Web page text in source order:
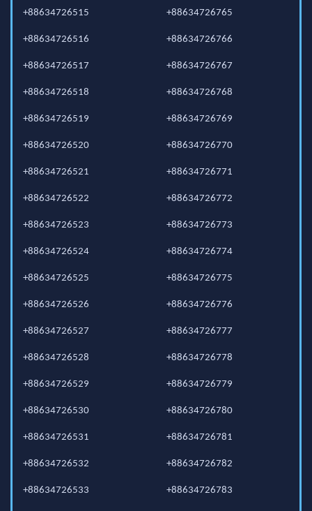
+88634726515
+88634726516
+88634726517
+88634726518
+88634726519
+88634726520
+88634726521
+88634726522
+88634726523
+88634726524
+88634726525
+88634726526
+88634726527
+88634726528
+88634726529
+88634726530
+88634726531
+88634726532
+88634726533
+88634726765
+88634726766
+88634726767
+88634726768
+88634726769
+88634726770
+88634726771
+88634726772
+88634726773
+88634726774
+88634726775
+88634726776
+88634726777
+88634726778
+88634726779
+88634726780
+88634726781
+88634726782
+88634726783